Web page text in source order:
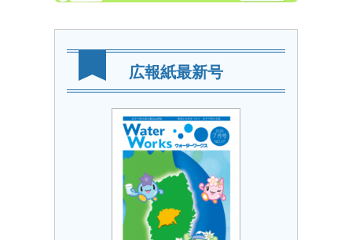
広報紙最新号